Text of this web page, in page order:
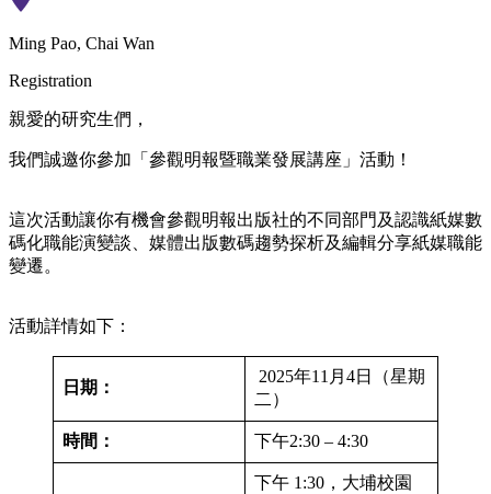
Ming Pao, Chai Wan
Registration
親愛的研究生們，
我們誠邀你參加「參觀明報暨職業發展講座」活動！
這次活動讓你有機會參觀明報出版社的不同部門及認識紙媒數
碼化職能演變談、媒體出版數碼趨勢探析及編輯分享紙媒職能
變遷。
活動詳情如下：
日期：
2025年11月4日（星期
二）
時間： 下午2:30 – 4:30
下午 1:30，大埔校園